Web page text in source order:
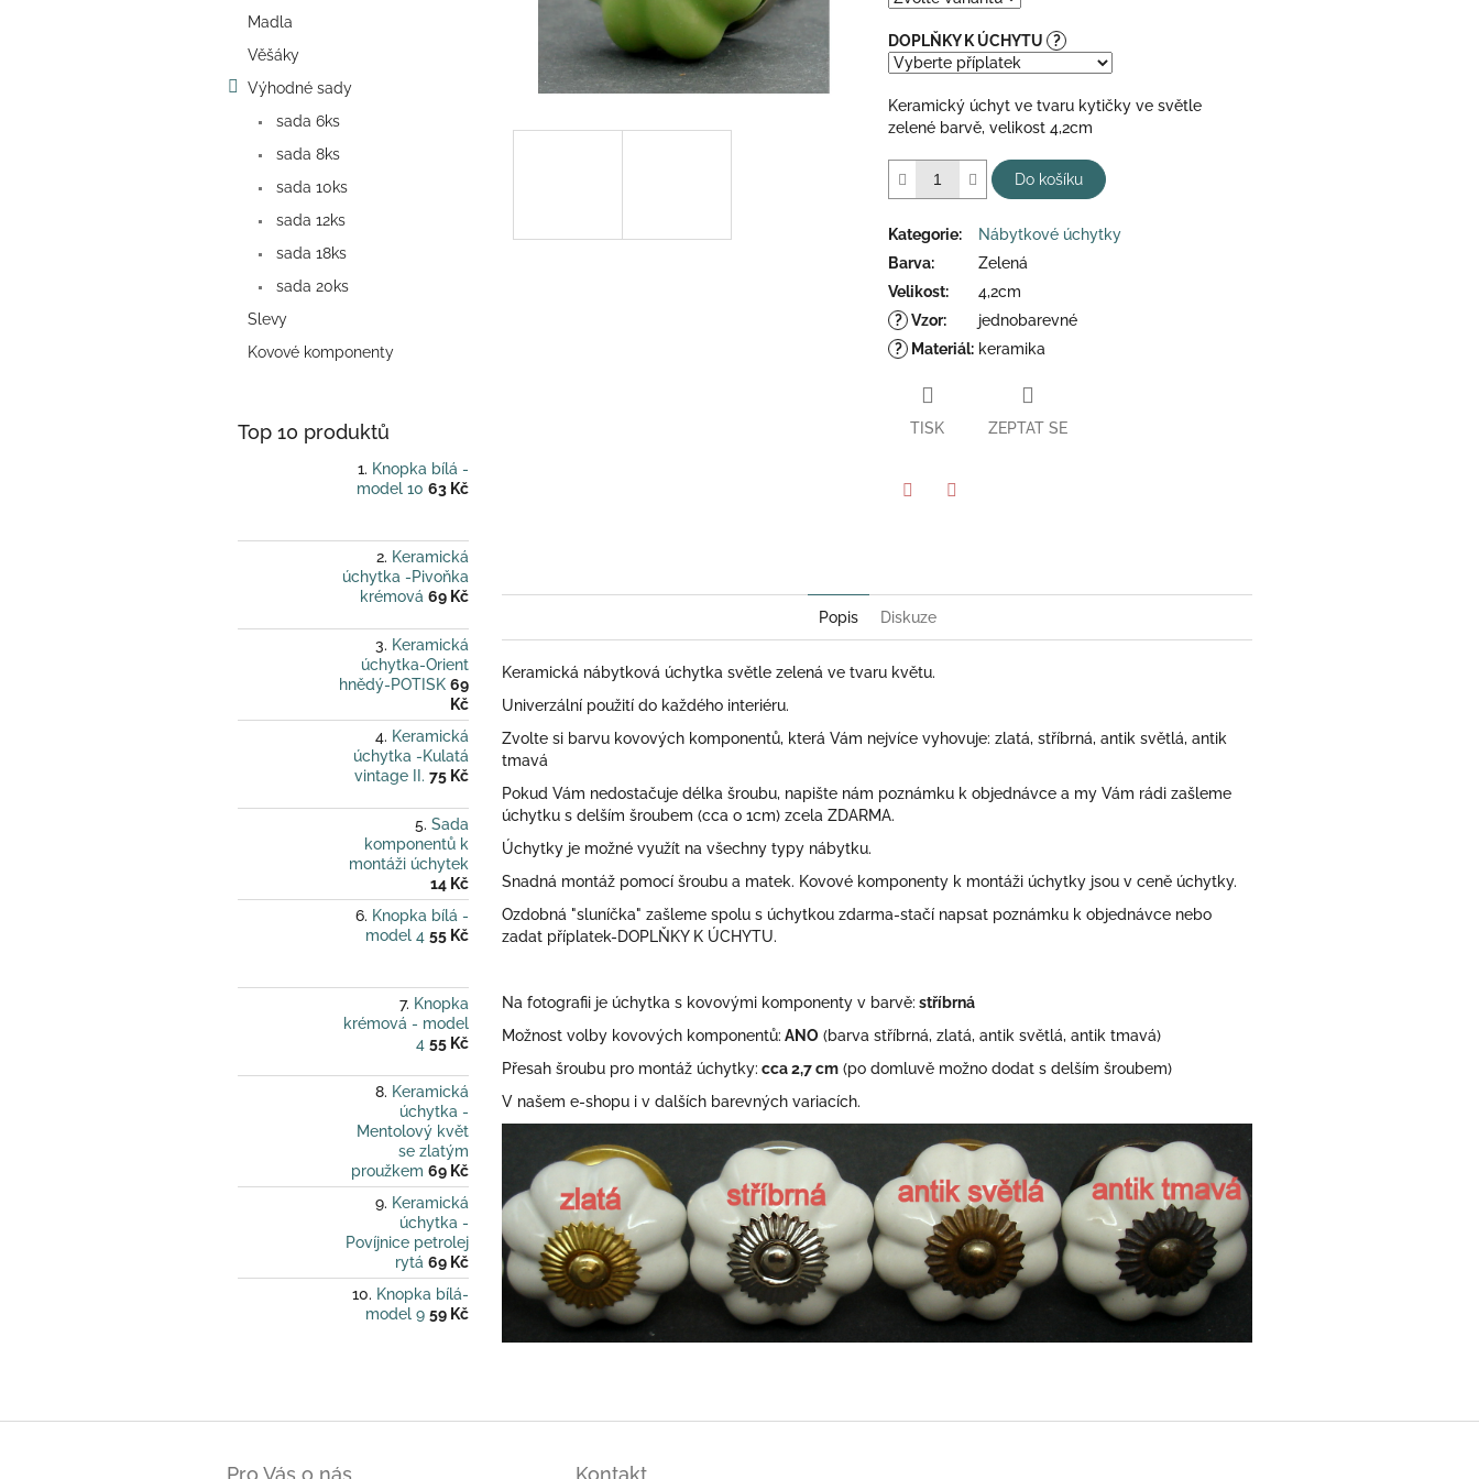
Madla
Věšáky
Výhodné sady
sada 6ks
sada 8ks
sada 10ks
sada 12ks
sada 18ks
sada 20ks
Slevy
Kovové komponenty
Top 10 produktů
Knopka bílá -
model 10 63 Kč
Keramická
úchytka -Pivoňka
krémová 69 Kč
Keramická
úchytka-Orient
hnědý-POTISK 69
Kč
Keramická
úchytka -Kulatá
vintage II. 75 Kč
Sada
komponentů k
montáži úchytek
14 Kč
Knopka bílá -
model 4 55 Kč
Knopka
krémová - model
4 55 Kč
Keramická
úchytka -
Mentolový květ
se zlatým
proužkem 69 Kč
Keramická
úchytka -
Povíjnice petrolej
rytá 69 Kč
Knopka bílá-
model 9 59 Kč
5
hvězdiček.
DOPLŇKY K ÚCHYTU ?
Keramický úchyt ve tvaru kytičky ve světle
zelené barvě, velikost 4,2cm
Do košíku
Kategorie:
Nábytkové úchytky
Barva:
Zelená
Velikost:
4,2cm
? Vzor:
jednobarevné
? Materiál: keramika
TISK ZEPTAT SE
Popis Diskuze
Keramická nábytková úchytka světle zelená ve tvaru květu.
Univerzální použití do každého interiéru.
Zvolte si barvu kovových komponentů, která Vám nejvíce vyhovuje: zlatá, stříbrná, antik světlá, antik
tmavá
Pokud Vám nedostačuje délka šroubu, napište nám poznámku k objednávce a my Vám rádi zašleme
úchytku s delším šroubem (cca o 1cm) zcela ZDARMA.
Úchytky je možné využít na všechny typy nábytku.
Snadná montáž pomocí šroubu a matek. Kovové komponenty k montáži úchytky jsou v ceně úchytky.
Ozdobná "sluníčka" zašleme spolu s úchytkou zdarma-stačí napsat poznámku k objednávce nebo
zadat příplatek-DOPLŇKY K ÚCHYTU.
Na fotografii je úchytka s kovovými komponenty v barvě: stříbrná
Možnost volby kovových komponentů: ANO (barva stříbrná, zlatá, antik světlá, antik tmavá)
Přesah šroubu pro montáž úchytky: cca 2,7 cm (po domluvě možno dodat s delším šroubem)
V našem e-shopu i v dalších barevných variacích.